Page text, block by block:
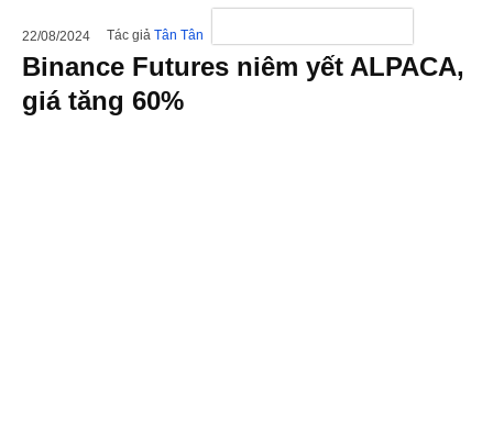
22/08/2024 Tác giả Tân Tân
Binance Futures niêm yết ALPACA,
giá tăng 60%